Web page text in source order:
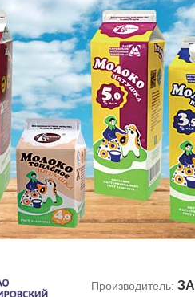
Производитель: